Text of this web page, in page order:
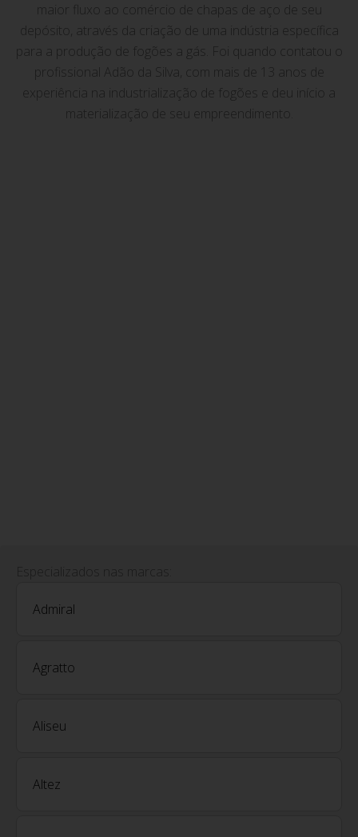
maior fluxo ao comércio de chapas de aço de seu
depósito, através da criação de uma indústria específica
para a produção de fogões a gás. Foi quando contatou o
profissional Adão da Silva, com mais de 13 anos de
experiência na industrialização de fogões e deu início a
materialização de seu empreendimento.
Admiral
Agratto
Aliseu
Altez